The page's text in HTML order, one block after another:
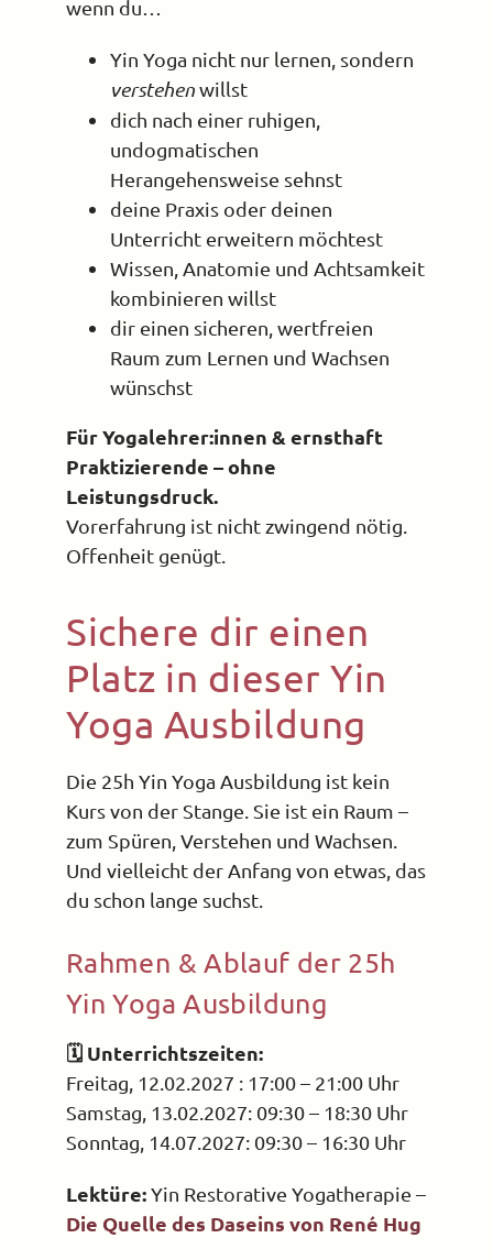
wenn du…
Yin Yoga nicht nur lernen, sondern
verstehenwillst
dich nach einer ruhigen,
undogmatischen
Herangehensweise sehnst
deine Praxis oder deinen
Unterricht erweitern möchtest
Wissen, Anatomie und Achtsamkeit
kombinieren willst
dir einen sicheren, wertfreien
Raum zum Lernen und Wachsen
wünschst
Für Yogalehrer:innen & ernsthaft
Praktizierende – ohne
Leistungsdruck.
Vorerfahrung ist nicht zwingend nötig.
Offenheit genügt.
Sichere dir einen
Platz in dieser Yin
Yoga Ausbildung
Die 25h Yin Yoga Ausbildung ist kein
Kurs von der Stange. Sie ist ein Raum –
zum Spüren, Verstehen und Wachsen.
Und vielleicht der Anfang von etwas, das
du schon lange suchst.
Rahmen & Ablauf der 25h
Yin Yoga Ausbildung
🗓 Unterrichtszeiten:
Freitag, 12.02.2027 : 17:00 – 21:00 Uhr
Samstag, 13.02.2027: 09:30 – 18:30 Uhr
Sonntag, 14.07.2027: 09:30 – 16:30 Uhr
Lektüre:Yin Restorative Yogatherapie –
Die Quelle des Daseins von René Hug